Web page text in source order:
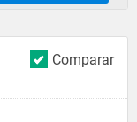
Comparar